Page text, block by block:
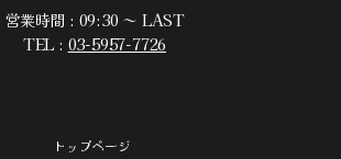
営業時間 : 09:30 ～ LAST
TEL : 03-5957-7726
トップページ